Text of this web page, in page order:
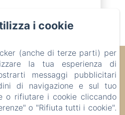
e Appartamenti
Alba, 12051 , Italia
i cookie
(anche di terze parti) per
la tua esperienza di
messaggi pubblicitari
di navigazione e sul tuo
o rifiutare i cookie cliccando
o "Rifiuta tutti i cookie".